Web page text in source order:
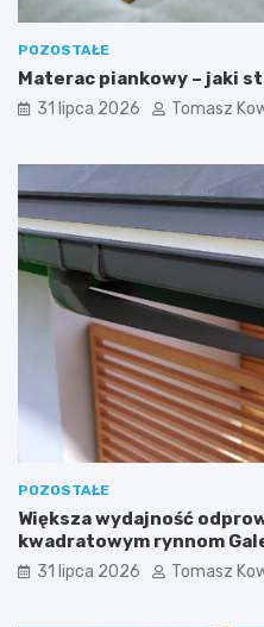
POZOSTAŁE
Materac piankowy – jaki
31 lipca 2026 Tomasz
POZOSTAŁE
Większa wydajność
kwadratowym rynnom
31 lipca 2026 Tomasz